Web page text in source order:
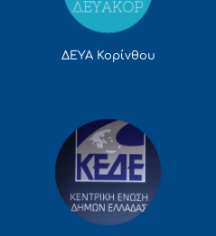
ΔΕΥΑ Κορίνθου